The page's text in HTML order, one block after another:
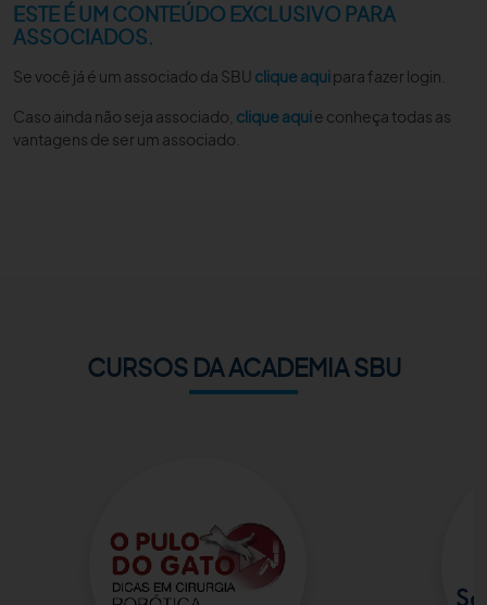
PUBLICAÇÕES
SBU NO CONSULTÓRIO
EDUCAÇÃO CONTINUADA
ESTE É UM CONTEÚDO EXCLUSIVO PARA
ASSOCIADOS.
Se você já é um associado da SBU clique aquipara fazer login.
Caso ainda não seja associado, clique aquie conheça todas as
vantagens de ser um associado.
CURSOS DA ACADEMIA SBU